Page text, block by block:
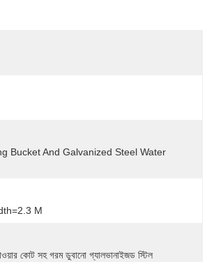
Bucket And Galvanized Steel Water
M
কোট সহ গরম ডুবানো গ্যালভানাইজড স্টিল